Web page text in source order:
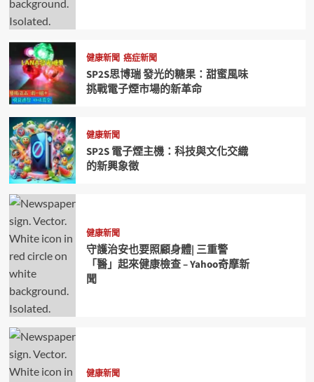
健康新聞 癌症新聞
SP2S思博瑞 發光的糖果：甜蜜風味
挑戰電子煙市場的新革命
健康新聞
SP2S 電子煙主機：科技與文化交織
的新興象徵
健康新聞
守護治安也要照顧身體| 三重警
「醫」起來健康檢查 – Yahoo奇摩新
聞
健康新聞